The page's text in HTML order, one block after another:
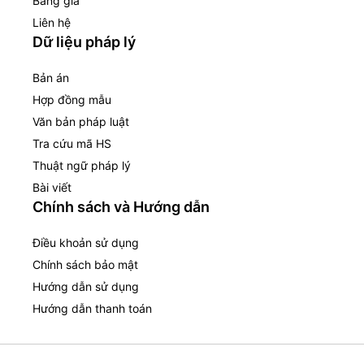
Liên hệ
Dữ liệu pháp lý
Bản án
Hợp đồng mẫu
Văn bản pháp luật
Tra cứu mã HS
Thuật ngữ pháp lý
Bài viết
Chính sách và Hướng dẫn
Điều khoản sử dụng
Chính sách bảo mật
Hướng dẫn sử dụng
Hướng dẫn thanh toán